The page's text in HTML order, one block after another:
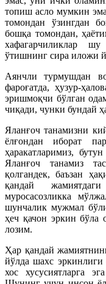
топиш асло мумкин
томондан ўзингдан
бошқа томондан,
хафагарчиликлар
ўтишнинг сира иложи
Аянчли турмушдан
фароғатда, ҳузур-
эришмоқчи бўлган
чиқади, чунки бундай
Яланғоч танамизни
ёлғондан иборат
ҳаракатларимиз,
Яланғоч танамиз
қолгандек, баъзан
қандай
муросасозликка
шунчалик мужмал
ҳеч қачон эркин бўла
лозим.
Ҳар қандай
йўлда шахс
хос хусусиятларга